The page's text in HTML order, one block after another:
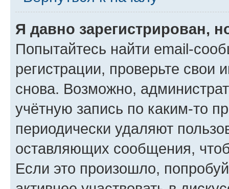
Я давно зарегистрирован,
Попытайтесь найти email-
регистрации, проверьте свои
снова. Возможно,
учётную запись по каким-то
периодически удаляют
оставляющих сообщения,
Если это произошло,